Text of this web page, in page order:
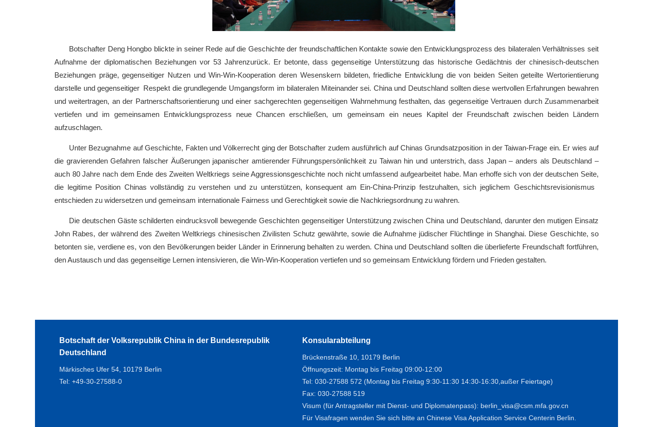
Botschafter Deng Hongbo blickte in seiner Rede auf die Geschichte der freundschaftlichen Kontakte sowie den Entwicklungsprozess des bilateralen Verhältnisses seit
Aufnahme der diplomatischen Beziehungen vor 53 Jahrenzurück. Er betonte, dass gegenseitige Unterstützung das historische Gedächtnis der chinesisch-deutschen
Beziehungen präge, gegenseitiger Nutzen und Win-Win-Kooperation deren Wesenskern bildeten, friedliche Entwicklung die von beiden Seiten geteilte Wertorientierung
darstelle und gegenseitiger Respekt die grundlegende Umgangsform im bilateralen Miteinander sei. China und Deutschland sollten diese wertvollen Erfahrungen bewahren
und weitertragen, an der Partnerschaftsorientierung und einer sachgerechten gegenseitigen Wahrnehmung festhalten, das gegenseitige Vertrauen durch Zusammenarbeit
vertiefen und im gemeinsamen Entwicklungsprozess neue Chancen erschließen, um gemeinsam ein neues Kapitel der Freundschaft zwischen beiden Ländern
aufzuschlagen.
Unter Bezugnahme auf Geschichte, Fakten und Völkerrecht ging der Botschafter zudem ausführlich auf Chinas Grundsatzposition in der Taiwan-Frage ein. Er wies auf
die gravierenden Gefahren falscher Äußerungen japanischer amtierender Führungspersönlichkeit zu Taiwan hin und unterstrich, dass Japan – anders als Deutschland –
auch 80 Jahre nach dem Ende des Zweiten Weltkriegs seine Aggressionsgeschichte noch nicht umfassend aufgearbeitet habe. Man erhoffe sich von der deutschen Seite,
die legitime Position Chinas vollständig zu verstehen und zu unterstützen, konsequent am Ein-China-Prinzip festzuhalten, sich jeglichem Geschichtsrevisionismus
entschieden zu widersetzen und gemeinsam internationale Fairness und Gerechtigkeit sowie die Nachkriegsordnung zu wahren.
Die deutschen Gäste schilderten eindrucksvoll bewegende Geschichten gegenseitiger Unterstützung zwischen China und Deutschland, darunter den mutigen Einsatz
John Rabes, der während des Zweiten Weltkriegs chinesischen Zivilisten Schutz gewährte, sowie die Aufnahme jüdischer Flüchtlinge in Shanghai. Diese Geschichte, so
betonten sie, verdiene es, von den Bevölkerungen beider Länder in Erinnerung behalten zu werden. China und Deutschland sollten die überlieferte Freundschaft fortführen,
den Austausch und das gegenseitige Lernen intensivieren, die Win-Win-Kooperation vertiefen und so gemeinsam Entwicklung fördern und Frieden gestalten.
Botschaft der Volksrepublik China in der Bundesrepublik
Deutschland
Märkisches Ufer 54, 10179 Berlin
Tel: +49-30-27588-0
Konsularabteilung
Brückenstraße 10, 10179 Berlin
Öffnungszeit: Montag bis Freitag 09:00-12:00
Tel: 030-27588 572 (Montag bis Freitag 9:30-11:30 14:30-16:30,außer Feiertage)
Fax: 030-27588 519
Visum (für Antragsteller mit Dienst- und Diplomatenpass): berlin_visa@csm.mfa.gov.cn
Für Visafragen wenden Sie sich bitte an Chinese Visa Application Service Centerin Berlin.